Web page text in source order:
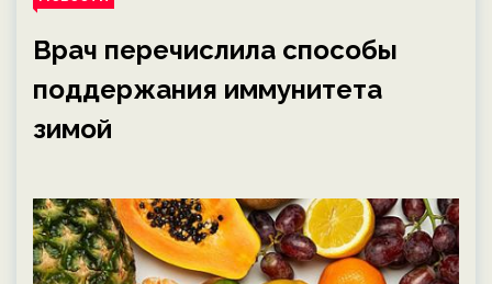
Врач перечислила способы
поддержания иммунитета
зимой